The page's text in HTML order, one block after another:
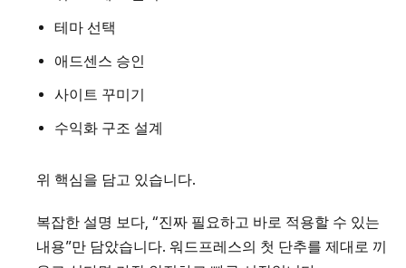
테마 선택
애드센스 승인
사이트 꾸미기
수익화 구조 설계
위 핵심을 담고 있습니다.
복잡한 설명 보다, “진짜 필요하고 바로 적용할 수 있는
내용”만 담았습니다. 워드프레스의 첫 단추를 제대로 끼